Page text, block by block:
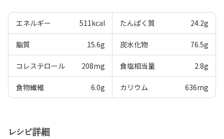
エネルギー 511kcal たんぱく質 24.2g
脂質 15.6g 炭水化物 76.5g
コレステロール 208mg 食塩相当量 2.8g
食物繊維 6.0g カリウム 636mg
レシピ詳細